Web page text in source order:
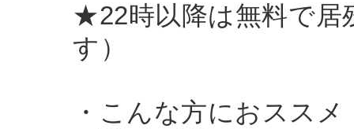
★22時以降は無料で居
す）
・こんな方におススメ